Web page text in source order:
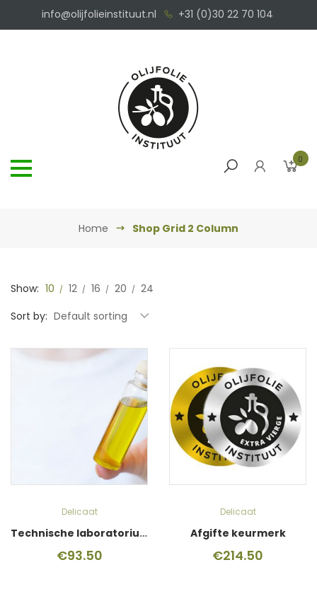
info@olijfolieinstituut.nl +31 (0)30 22 70 104
0
Home Shop Grid 2 Column
Show: 10 12 16 20
24
Sort by: Default sorting
Delicaat
Technische laboratoriumtest
€93.50
Delicaat
Afgifte keurmerk
€214.50